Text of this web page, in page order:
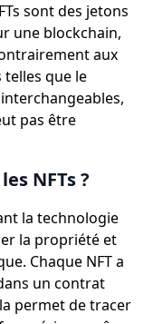
sont des jetons
une blockchain,
aux
que le
pas être
NFTs ?
la technologie
la propriété et
Chaque NFT a
un contrat
permet de tracer